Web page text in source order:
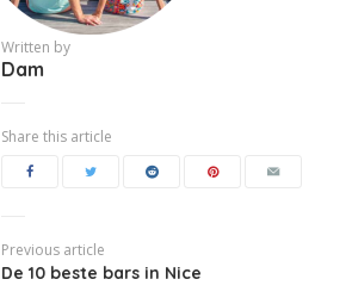
Written by
Dam
Share this article
Previous article
De 10 beste bars in Nice